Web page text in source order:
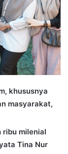
khususnya
masyarakat,
ribu milenial
Tina Nur